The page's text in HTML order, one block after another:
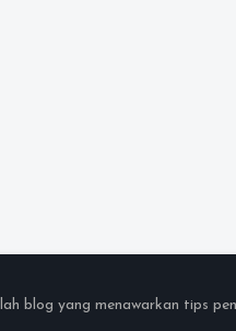
blog yang menawarkan tips